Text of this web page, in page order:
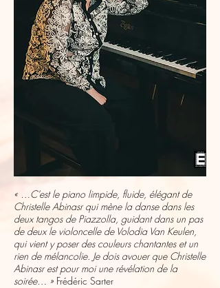
« …C’est le piano limpide, fluide, élégant de
Christelle Abinasr qui mène la danse dans les
deux tangos de Piazzolla, guidant dans un pas
de deux le violoncelle de Volodia Van Keulen,
qui vient y poser des couleurs chantantes et un
rien de mélancolie. Je dois avouer que Christelle
Abinasr est pour moi une révélation de la
soirée… » Frédéric Sarter